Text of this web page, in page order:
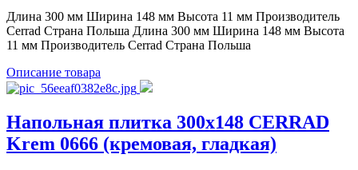
Длина 300 мм Ширина 148 мм Высота 11 мм Производитель
Cerrad Страна Польша Длина 300 мм Ширина 148 мм Высота
11 мм Производитель Cerrad Страна Польша
Описание товара
Напольная плитка 300x148 CERRAD
Krem 0666 (кремовая, гладкая)